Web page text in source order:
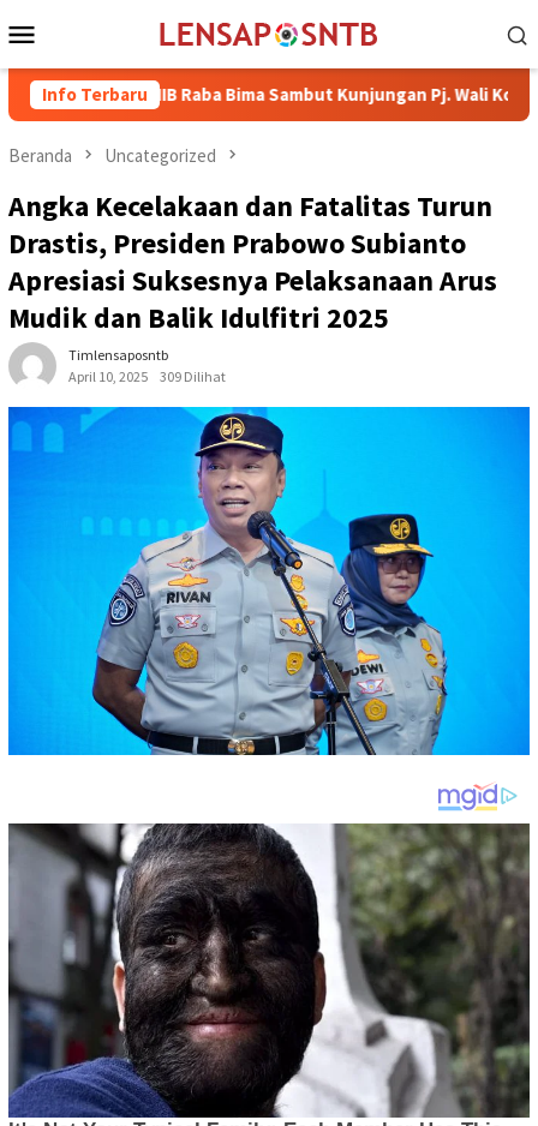
ke
Mobile
Info Terbaru
IIB Raba Bima Sambut Kunjungan Pj. Wali Kota Ir. H.
Beranda Uncategorized
Angka Kecelakaan dan Fatalitas Turun
Drastis, Presiden Prabowo Subianto
Apresiasi Suksesnya Pelaksanaan Arus
Mudik dan Balik Idulfitri 2025
Timlensaposntb
April 10, 2025
309 Dilihat